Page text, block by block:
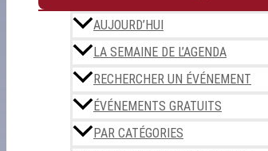
AUJOURD’HUI
LA SEMAINE DE L’AGENDA
RECHERCHER UN ÉVÉNEMENT
ÉVÉNEMENTS GRATUITS
PAR CATÉGORIES